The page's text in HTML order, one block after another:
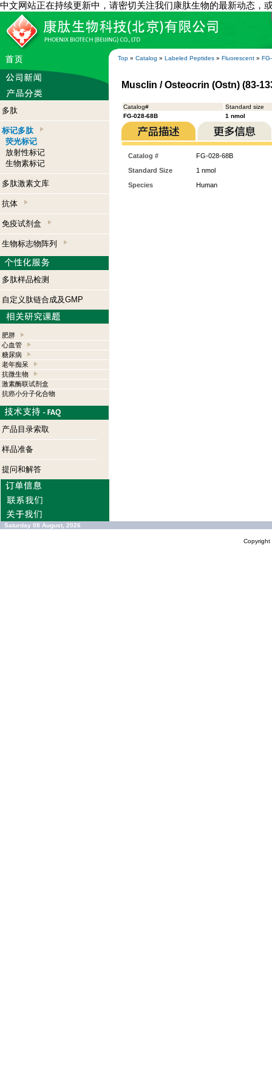
中文网站正在持续更新中，请密切关注我们康肽生物的最新动态，
Top » Catalog » Labeled Peptides » Fluorescent »
多肽
标记多肽
荧光标记
放射性标记
生物素标记
多肽激素文库
抗体
免疫试剂盒
生物标志物阵列
多肽样品检测
自定义肽链合成及GMP
肥胖
心血管
糖尿病
老年痴呆
抗微生物
激素酶联试剂盒
抗癌小分子化合物
产品目录索取
样品准备
提问和解答
Musclin / Osteocrin (Ostn) (83-
Catalog#
Standard size
FG-028-68B
1 nmol
Catalog #
FG-028-68B
Standard Size
1 nmol
Species
Human
Saturday 08 August, 2026